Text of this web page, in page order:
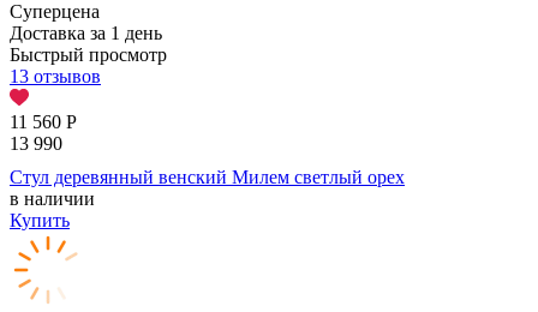
Суперцена
Доставка за 1 день
Быстрый просмотр
13 отзывов
11 560 Р
13 990
Стул деревянный венский Милем светлый орех
в наличии
Купить